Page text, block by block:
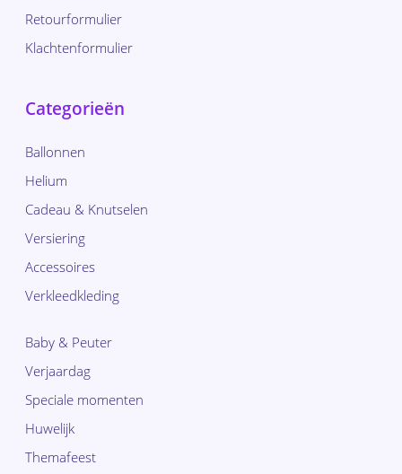
Retourformulier
Klachtenformulier
Categorieën
Ballonnen
Helium
Cadeau & Knutselen
Versiering
Accessoires
Verkleedkleding
Baby & Peuter
Verjaardag
Speciale momenten
Huwelijk
Themafeest